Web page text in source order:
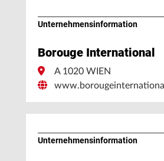
Unternehmens­information
Borouge International
A 1020 WIEN
Unternehmens­information